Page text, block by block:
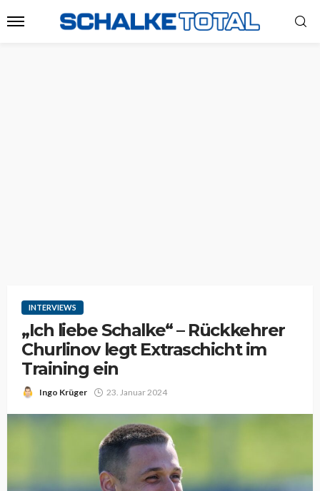
INTERVIEWS
„Ich liebe Schalke“ – Rückkehrer
Churlinov legt Extraschicht im
Training ein
Ingo Krüger 23. Januar 2024